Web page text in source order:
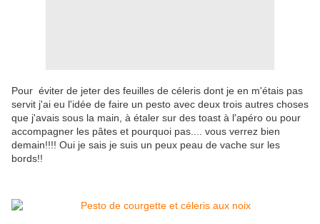
Pour éviter de jeter des feuilles de céleris dont je en m'étais pas
servit j'ai eu l'idée de faire un pesto avec deux trois autres choses
que j'avais sous la main, à étaler sur des toast à l'apéro ou pour
accompagner les pâtes et pourquoi pas.... vous verrez bien
demain!!!! Oui je sais je suis un peux peau de vache sur les
bords!!